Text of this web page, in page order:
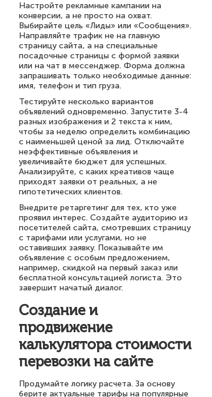
Настройте рекламные кампании на
конверсии, а не просто на охват.
Выбирайте цель «Лиды» или «Сообщения».
Направляйте трафик не на главную
страницу сайта, а на специальные
посадочные страницы с формой заявки
или на чат в мессенджер. Форма должна
запрашивать только необходимые данные:
имя, телефон и тип груза.
Тестируйте несколько вариантов
объявлений одновременно. Запустите 3-4
разных изображения и 2 текста к ним,
чтобы за неделю определить комбинацию
с наименьшей ценой за лид. Отключайте
неэффективные объявления и
увеличивайте бюджет для успешных.
Анализируйте, с каких креативов чаще
приходят заявки от реальных, а не
гипотетических клиентов.
Внедрите ретаргетинг для тех, кто уже
проявил интерес. Создайте аудиторию из
посетителей сайта, смотревших страницу
с тарифами или услугами, но не
оставивших заявку. Показывайте им
объявление с особым предложением,
например, скидкой на первый заказ или
бесплатной консультацией логиста. Это
завершит начатый диалог.
Создание и
продвижение
калькулятора стоимости
перевозки на сайте
Продумайте логику расчета. За основу
берите актуальные тарифы на популярные